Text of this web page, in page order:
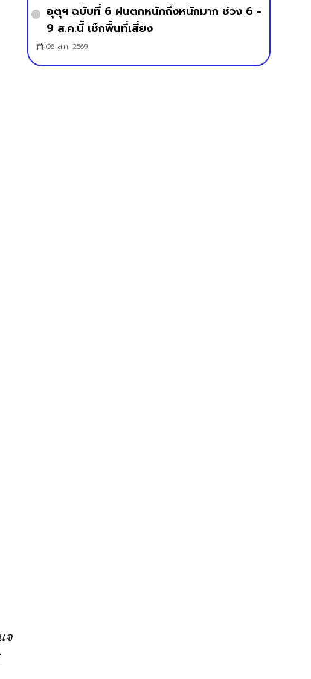
จ
อุตุฯ ฉบับที่ 6 ฝนตกหนักถึงหนักมาก ช่วง 6 -
9 ส.ค.นี้ เช็กพื้นที่เสี่ยง
06 ส.ค. 2569